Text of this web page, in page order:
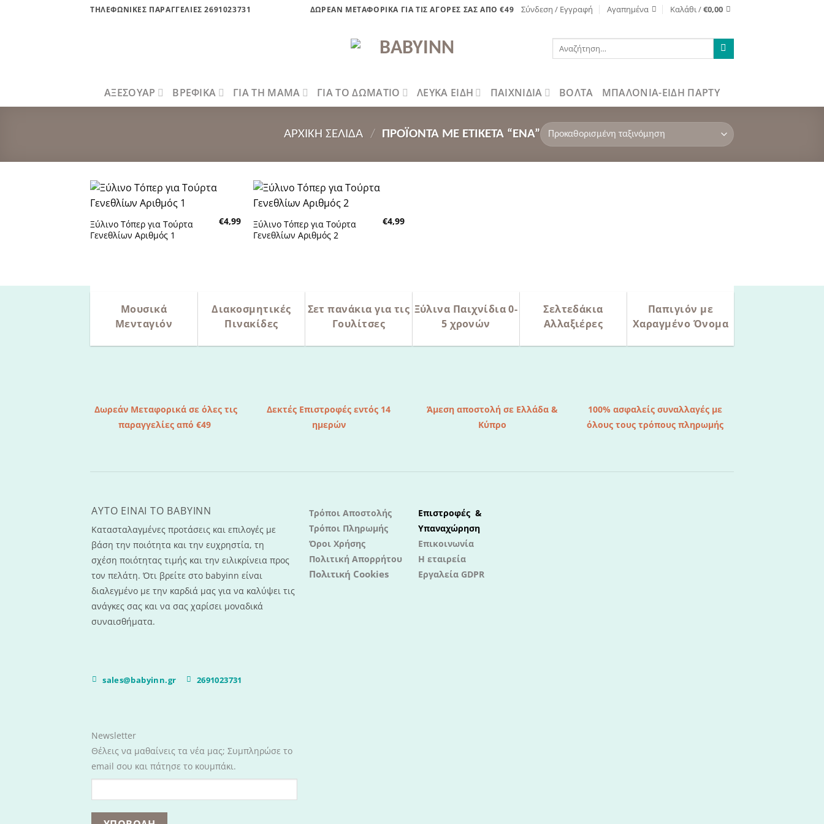
ΤΗΛΕΦΩΝΙΚΕΣ ΠΑΡΑΓΓΕΛΙΕΣ 2691023731 ΔΩΡΕΑΝ ΜΕΤΑΦΟΡΙΚΑ ΓΙΑ ΤΙΣ ΑΓΟΡΕΣ ΣΑΣ ΑΠΟ €49 Σύνδεση / Εγγραφή Αγαπημένα Καλάθι /€0,00
Αναζήτηση
ΑΞΕΣΟΥΑΡ ΒΡΕΦΙΚΑ ΓΙΑ ΤΗ ΜΑΜΑ ΓΙΑ ΤΟ ΔΩΜΑΤΙΟ ΛΕΥΚΑ ΕΙΔΗ ΠΑΙΧΝΙΔΙΑ ΒΌΛΤΑ ΜΠΑΛΟΝΙΑ-ΕΙΔΗ ΠΑΡΤΥ
ΑΡΧΙΚΉ ΣΕΛΊΔΑ / ΠΡΟΪΌΝΤΑ ΜΕ ΕΤΙΚΈΤΑ “ΈΝΑ”
στην λίστα
Ξύλινο Τόπερ για Τούρτα
Γενεθλίων Αριθμός 1
€4,99
στην λίστα
Ξύλινο Τόπερ για Τούρτα
Γενεθλίων Αριθμός 2
€4,99
Μουσικά
Μενταγιόν
Διακοσμητικές
Πινακίδες
Σετ πανάκια για τις
Γουλίτσες
Ξύλινα Παιχνίδια 0-
5 χρονών
Σελτεδάκια
Αλλαξιέρες
Παπιγιόν με
Χαραγμένο Όνομα
Δωρεάν Μεταφορικά σε όλες τις
παραγγελίες από €49
Δεκτές Επιστροφές εντός 14
ημερών
Άμεση αποστολή σε Ελλάδα &
Κύπρο
100% ασφαλείς συναλλαγές με
όλους τους τρόπους πληρωμής
AYTO EINAI TO ΒΑΒΥΙΝΝ
Κατασταλαγμένες προτάσεις και επιλογές με
βάση την ποιότητα και την ευχρηστία, τη
σχέση ποιότητας τιμής και την ειλικρίνεια προς
τον πελάτη. Ότι βρείτε στο babyinn είναι
διαλεγμένο με την καρδιά μας για να καλύψει τις
ανάγκες σας και να σας χαρίσει μοναδικά
συναισθήματα.
sales@babyinn.gr 2691023731
Τρόποι Αποστολής
Τρόποι Πληρωμής
Όροι Χρήσης
Πολιτική Απορρήτου
Πολιτική Cookies
Επιστροφές &
Υπαναχώρηση
Επικοινωνία
Η εταιρεία
Εργαλεία GDPR
Newsletter
Θέλεις να μαθαίνεις τα νέα μας; Συμπληρώσε το
email σου και πάτησε το κουμπάκι.